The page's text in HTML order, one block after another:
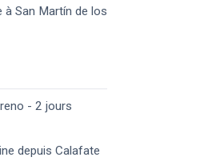
San Martín de los
- 2 jours
depuis Calafate